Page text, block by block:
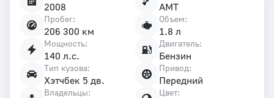
2008 AMT
Пробег:
206 300 км
Объем:
1.8 л
Мощность:
140 л.с.
Двигатель:
Бензин
Тип кузова:
Хэтчбек 5 дв.
Привод:
Передний
Владельцы: Цвет: